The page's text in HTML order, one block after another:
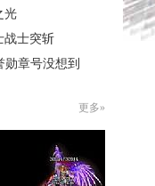
光
战士突斩
勋章号没想到
更多»